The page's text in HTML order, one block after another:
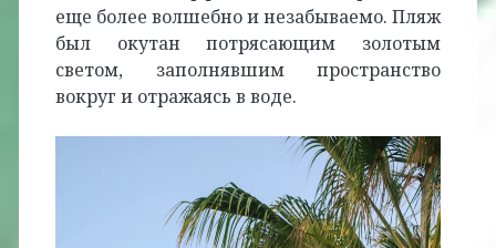
еще более волшебно и незабываемо. Пляж
был окутан потрясающим золотым
светом, заполнявшим пространство
вокруг и отражаясь в воде.